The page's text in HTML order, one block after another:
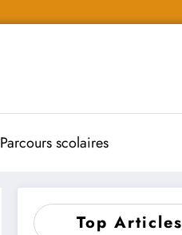
Parcours scolaires
Top Articles